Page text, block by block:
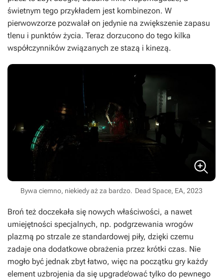
świetnym tego przykładem jest kombinezon. W
pierwowzorze pozwalał on jedynie na zwiększenie zapasu
tlenu i punktów życia. Teraz dorzucono do tego kilka
współczynników związanych ze stazą i kinezą.
Bywa ciemno, niekiedy aż za bardzo. Dead Space, EA, 2023
Broń też doczekała się nowych właściwości, a nawet
umiejętności specjalnych, np. podgrzewania wrogów
plazmą po strzale ze standardowej piły, dzięki czemu
zadaje ona dodatkowe obrażenia przez krótki czas. Nie
mogło być jednak zbyt łatwo, więc na początku gry każdy
element uzbrojenia da się upgrade’ować tylko do pewnego